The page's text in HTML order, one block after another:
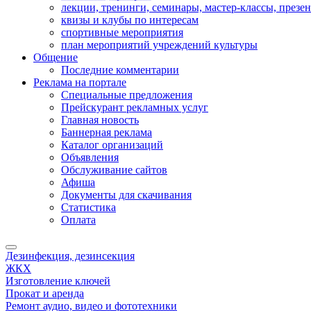
лекции, тренинги, семинары, мастер-классы,
квизы и клубы по интересам
спортивные мероприятия
план мероприятий учреждений культуры
Общение
Последние комментарии
Реклама на портале
Специальные предложения
Прейскурант рекламных услуг
Главная новость
Баннерная реклама
Каталог организаций
Объявления
Обслуживание сайтов
Афиша
Документы для скачивания
Статистика
Оплата
Дезинфекция, дезинсекция
ЖКХ
Изготовление ключей
Прокат и аренда
Ремонт аудио, видео и фототехники